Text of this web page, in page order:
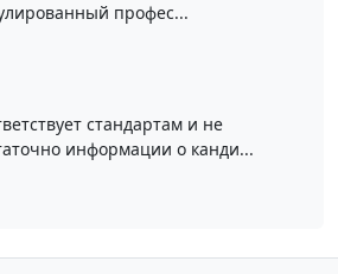
профес...
стандартам и не
информации о канди...